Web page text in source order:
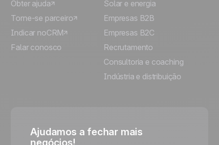
Obter ajuda
Torne-se parceiro
Indicar noCRM
Falar conosco
Solar e energia
Empresas B2B
Empresas B2C
Recrutamento
Consultoria e coaching
Indústria e distribuição
Ajudamos a fechar mais
negócios!